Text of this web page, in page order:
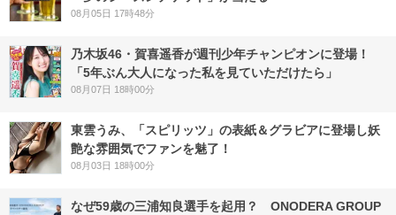
08月05日 17時48分
乃木坂46・賀喜遥香が週刊少年チャンピオンに登場！
「5年ぶん大人になった私を見ていただけたら」
08月07日 18時00分
東雲うみ、「スピリッツ」の表紙＆グラビアに登場し妖
艶な雰囲気でファンを魅了！
08月03日 18時00分
なぜ59歳の三浦知良選手を起用？ ONODERA GROUP